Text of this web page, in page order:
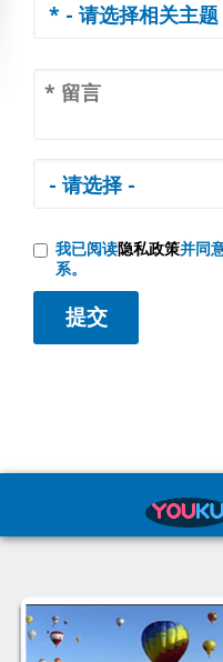
我已阅读隐私政策并同
系。